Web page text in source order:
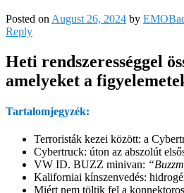
Posted on August 26, 2024 by
Reply
Heti rendszerességgel
amelyeket a
Tartalomjegyzék:
Terroristák kezei között: a
Cybertruck: úton az abszolút
VW ID. BUZZ minivan:
Kaliforniai kínszenvedés:
Miért nem töltik fel a